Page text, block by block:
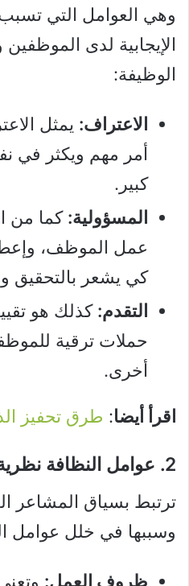
وهي العوامل التي تسبب
الإيجابية لدى
الوظيفة:
الاعتراف: يمثل
أمر مهم ويكثر في
كبير.
المسؤولية: كما من
عمل الموظف،
كي يشعر بالتحقيق
التقدم: كذلك هو
حملات ترقية
أخرى.
اقرأ أيضا: طرق تحفيز
2. عوامل النظافة نظرية هرزبرغ
ترتبط بسياق المشاعر
وسببها في خلل عوامل
ظروف العمل: